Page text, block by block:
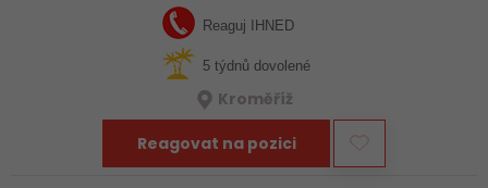
Reaguj IHNED
5 týdnů dovolené
Kroměříž
Reagovat na pozici